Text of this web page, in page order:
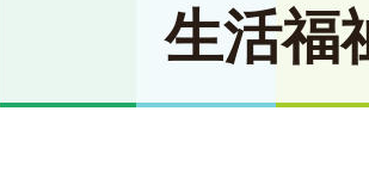
生活福